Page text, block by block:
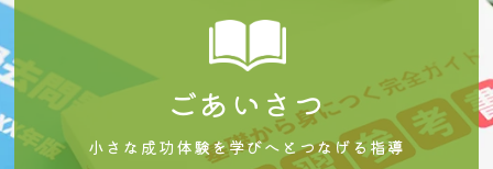
ごあいさつ
小さな成功体験を学びへとつなげる指導